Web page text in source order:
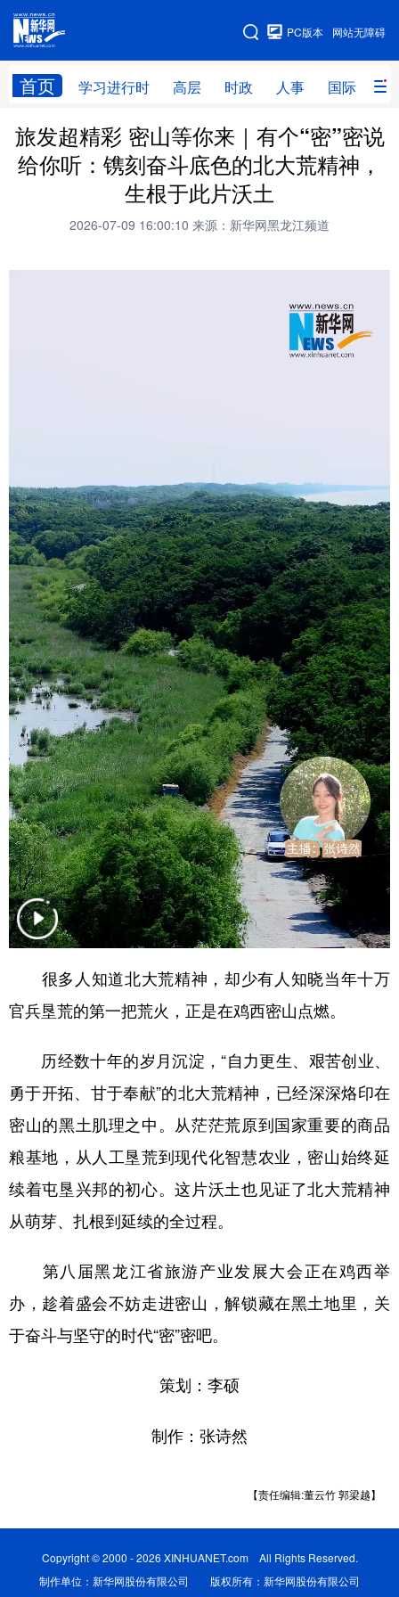
网站无障碍
PC版本
首页 学习进行时 高层 时政 人事 国际 财
网站地图
学习进行时 高层 时政 人事
国际 财经 网评 港澳
思客智库 全球连线
汽车
乡村振兴
亚太网 上市公司 投教基地
地方频道
北京 天津 河北 山西
辽宁 吉林 上海 江苏
浙江 安徽 福建 江西
山东 河南 湖北 湖南
广东 广西 海南 重庆
四川 贵州 云南 西藏
陕西 甘肃 青海 宁夏
新疆 内蒙古 黑龙江
多语种频道
English Español Français عربى
Русский язык 日本語 한국어
Deutsch Português
旅发超精彩 密山等你来｜有个“密”密说
给你听：镌刻奋斗底色的北大荒精神，
生根于此片沃土
2026-07-09 16:00:10 来源：新华网黑龙江频道
很多人知道北大荒精神，却少有人知晓当年十万
官兵垦荒的第一把荒火，正是在鸡西密山点燃。
历经数十年的岁月沉淀，“自力更生、艰苦创业、
勇于开拓、甘于奉献”的北大荒精神，已经深深烙印在
密山的黑土肌理之中。从茫茫荒原到国家重要的商品
粮基地，从人工垦荒到现代化智慧农业，密山始终延
续着屯垦兴邦的初心。这片沃土也见证了北大荒精神
从萌芽、扎根到延续的全过程。
第八届黑龙江省旅游产业发展大会正在鸡西举
办，趁着盛会不妨走进密山，解锁藏在黑土地里，关
于奋斗与坚守的时代“密”密吧。
策划：李硕
制作：张诗然
【责任编辑:董云竹 郭梁越】
Copyright © 2000 - 2026 XINHUANET.com All Rights Reserved.
制作单位：新华网股份有限公司 版权所有：新华网股份有限公司